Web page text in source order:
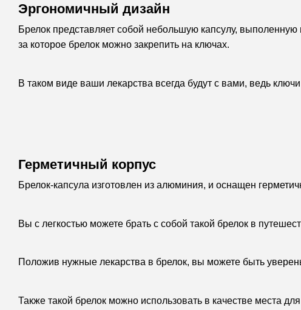
Эргономичный дизайн
Брелок представляет собой небольшую капсулу,
за которое брелок можно закрепить на ключах.
В таком виде ваши лекарства всегда будут с вами, ведь
Герметичный корпус
Брелок-капсула изготовлен из алюминия, и оснащен
Вы с легкостью можете брать с собой такой брелок в
Положив нужные лекарства в брелок, вы можете быть
Также такой брелок можно использовать в качестве места